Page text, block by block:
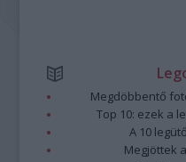
Megdöbbentő
Top 10: ezek a
A 10
Megjöttek